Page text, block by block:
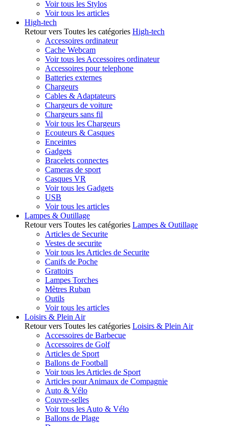
Voir tous les Stylos
Voir tous les articles
High-tech
Retour vers Toutes les catégories High-tech
Accessoires ordinateur
Cache Webcam
Voir tous les Accessoires ordinateur
Accessoires pour telephone
Batteries externes
Chargeurs
Cables & Adaptateurs
Chargeurs de voiture
Chargeurs sans fil
Voir tous les Chargeurs
Ecouteurs & Casques
Enceintes
Gadgets
Bracelets connectes
Cameras de sport
Casques VR
Voir tous les Gadgets
USB
Voir tous les articles
Lampes & Outillage
Retour vers Toutes les catégories Lampes & Outillage
Articles de Securite
Vestes de securite
Voir tous les Articles de Securite
Canifs de Poche
Grattoirs
Lampes Torches
Mètres Ruban
Outils
Voir tous les articles
Loisirs & Plein Air
Retour vers Toutes les catégories Loisirs & Plein Air
Accessoires de Barbecue
Accessoires de Golf
Articles de Sport
Ballons de Football
Voir tous les Articles de Sport
Articles pour Animaux de Compagnie
Auto & Vélo
Couvre-selles
Voir tous les Auto & Vélo
Ballons de Plage